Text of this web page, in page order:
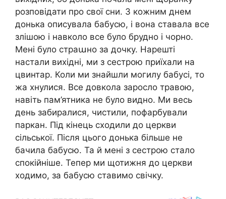
розповідати про свої сни. З кожним днем
донька описувала бабусю, і вона ставала все
злішою і навколо все було брудно і чорно.
Мені було страաно за дочку. Нарешті
настали вихідні, ми з сестрою приїхали на
цвинтар. Коли ми знайшли могилу бабусі, то
жа хнулися. Все довкола заросло травою,
навіть пам’ятника не було видно. Ми весь
день забиралися, чистили, пофарбували
паркан. Під кінець сходили до церкви
сільської. Після цього донька більше не
бачила бабусю. Та й мені з сестрою стало
спокійніше. Тепер ми щотижня до церкви
ходимо, за бабусю ставимо свічку.